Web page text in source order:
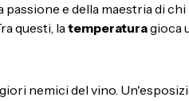
e della maestria di
questi, latemperaturagioca
nemici del vino.